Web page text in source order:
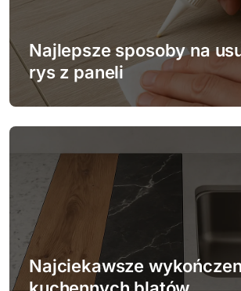
Najlepsze sposoby na
rys z paneli
Najciekawsze